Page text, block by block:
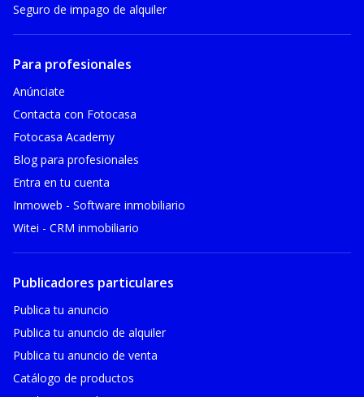
Seguro de impago de alquiler
Para profesionales
Anúnciate
Contacta con Fotocasa
Fotocasa Academy
Blog para profesionales
Entra en tu cuenta
Inmoweb - Software inmobiliario
Witei - CRM inmobiliario
Publicadores particulares
Publica tu anuncio
Publica tu anuncio de alquiler
Publica tu anuncio de venta
Catálogo de productos